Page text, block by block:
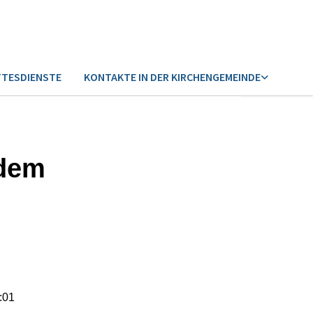
KONTAKTE IN DER KIRCHENGEMEINDE